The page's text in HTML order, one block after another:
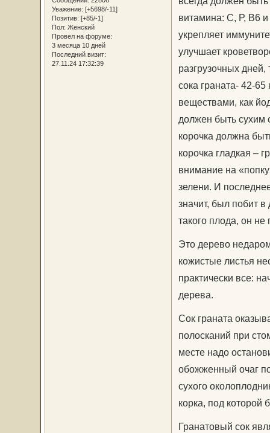
Уважение: [+5698/-11]
Позитив: [+85/-1]
Пол: Женский
Провел на форуме:
3 месяца 10 дней
Последний визит:
27.11.24 17:32:39
витамина: С, Р, B6
укрепляет
улучшает
разгрузочных дней,
сока граната- 42-
веществами, как
должен быть сухим
корочка должна
корочка гладкая –
внимание на
зелени. И
значит, был побит
такого плода, он не
Это дерево
кожистые листья
практически все:
дерева.
Сок граната
полосканий при
месте надо
обожженный очаг
сухого
корка, под которой
Гранатовый сок